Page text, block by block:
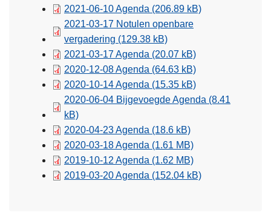
2021-06-10 Agenda (206.89 kB)
2021-03-17 Notulen openbare
vergadering (129.38 kB)
2021-03-17 Agenda (20.07 kB)
2020-12-08 Agenda (64.63 kB)
2020-10-14 Agenda (15.35 kB)
2020-06-04 Bijgevoegde Agenda (8.41
kB)
2020-04-23 Agenda (18.6 kB)
2020-03-18 Agenda (1.61 MB)
2019-10-12 Agenda (1.62 MB)
2019-03-20 Agenda (152.04 kB)